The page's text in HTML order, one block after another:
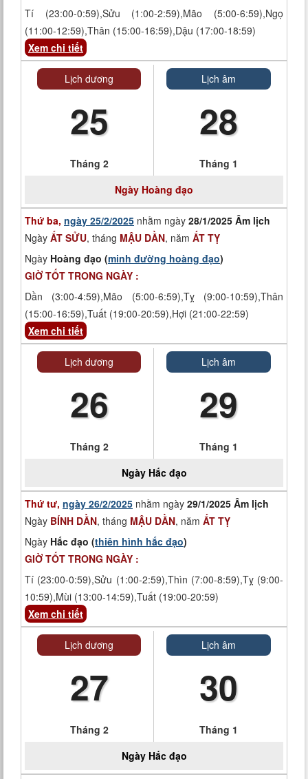
Tí (23:00-0:59),Sửu (1:00-2:59),Mão (5:00-6:59),Ngọ
(11:00-12:59),Thân (15:00-16:59),Dậu (17:00-18:59)
Xem chi tiết
Lịch dương
25
Tháng 2
Lịch âm
28
Tháng 1
Ngày Hoàng đạo
Thứ ba, ngày 25/2/2025 nhằm ngày 28/1/2025 Âm lịch
Ngày ẤT SỬU, tháng MẬU DẦN, năm ẤT TỴ
Ngày Hoàng đạo (minh đường hoàng đạo)
GIỜ TỐT TRONG NGÀY :
Dần (3:00-4:59),Mão (5:00-6:59),Tỵ (9:00-10:59),Thân
(15:00-16:59),Tuất (19:00-20:59),Hợi (21:00-22:59)
Xem chi tiết
Lịch dương
26
Tháng 2
Lịch âm
29
Tháng 1
Ngày Hắc đạo
Thứ tư, ngày 26/2/2025 nhằm ngày 29/1/2025 Âm lịch
Ngày BÍNH DẦN, tháng MẬU DẦN, năm ẤT TỴ
Ngày Hắc đạo (thiên hình hắc đạo)
GIỜ TỐT TRONG NGÀY :
Tí (23:00-0:59),Sửu (1:00-2:59),Thìn (7:00-8:59),Tỵ (9:00-
10:59),Mùi (13:00-14:59),Tuất (19:00-20:59)
Xem chi tiết
Lịch dương
27
Tháng 2
Lịch âm
30
Tháng 1
Ngày Hắc đạo